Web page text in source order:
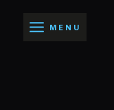
MENU